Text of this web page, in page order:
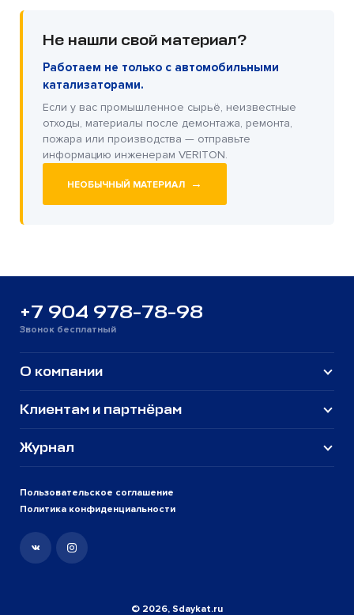
Не нашли свой материал?
Работаем не только с автомобильными
катализаторами.
Если у вас промышленное сырьё, неизвестные
отходы, материалы после демонтажа, ремонта,
пожара или производства — отправьте
информацию инженерам VERITON.
НЕОБЫЧНЫЙ МАТЕРИАЛ →
+7 904 978-78-98
Звонок бесплатный
Пользовательское соглашение
Политика конфиденциальности
О компании
Клиентам и партнёрам
Журнал
© 2026, Sdaykat.ru